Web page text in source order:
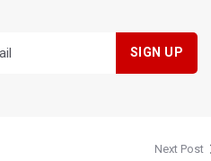
Next Post